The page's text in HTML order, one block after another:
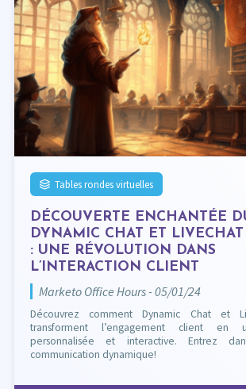
Tables rondes virtuelles
DÉCOUVERTE ENCHANTÉE
DYNAMIC CHAT ET
: UNE RÉVOLUTION DANS
L’INTERACTION CLIENT
Marketo Office Hours - 05/01/24
Découvrez comment Dynamic Chat et
transforment l’engagement client en
personnalisée et interactive. Entrez
communication dynamique!